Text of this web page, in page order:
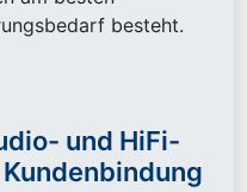
besteht.
und HiFi-